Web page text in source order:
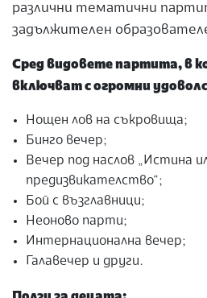
различни тематични
задължителен
Сред видовете партита, в
включват с огромни
Нощен лов на съкровища;
Бинго вечер;
Вечер под наслов „Истина
предизвикателство“;
Бой с възглавници;
Неоново парти;
Интернационална вечер;
Галавечер и други.